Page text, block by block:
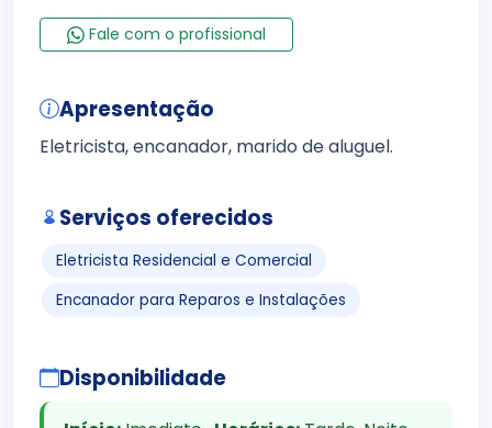
Fale com o profissional
Apresentação
Eletricista, encanador, marido de aluguel.
Serviços oferecidos
Eletricista Residencial e Comercial
Encanador para Reparos e Instalações
Disponibilidade